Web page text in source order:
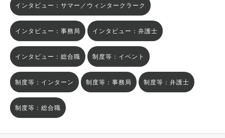
インタビュー：サマー／ウィンタークラーク
インタビュー：事務局 インタビュー：弁護士
インタビュー：総合職 制度等：イベント
制度等：インターン 制度等：事務局 制度等：弁護士
制度等：総合職